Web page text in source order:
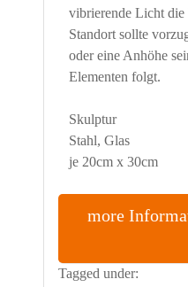
vibrierende Licht
Standort sollte
oder eine Anhöhe
Elementen folgt.
Skulptur
Stahl, Glas
je 20cm x 30cm
more
Tagged under: